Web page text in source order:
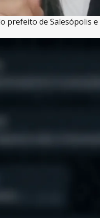
prefeito de Salesópolis